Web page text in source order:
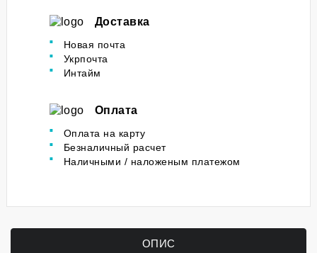
Доставка
Новая почта
Укрпочта
Интайм
Оплата
Оплата на карту
Безналичный расчет
Наличными / наложеным платежом
ОПИС